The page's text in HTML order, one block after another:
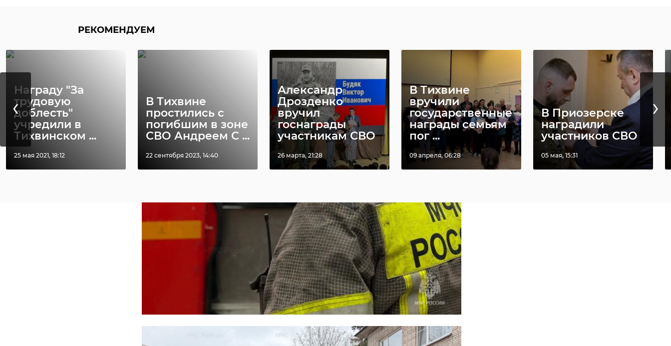
РЕКОМЕНДУЕМ
Награду "За
трудовую
доблесть"
учредили в
Тихвинском ...
25 мая 2021, 18:12
В Тихвине
простились с
погибшим в зоне
СВО Андреем С ...
22 сентября 2023, 14:40
Александр
Дрозденко
вручил
госнаграды
участникам СВО
26 марта, 21:28
В Тихвине
вручили
государственные
награды семьям
пог ...
09 апреля, 06:28
В Приозерске
наградили
участников СВО
05 мая, 15:31
‹ ›